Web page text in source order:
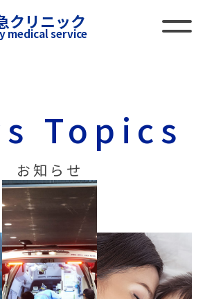
クリニック
medical service
Topics
お知らせ